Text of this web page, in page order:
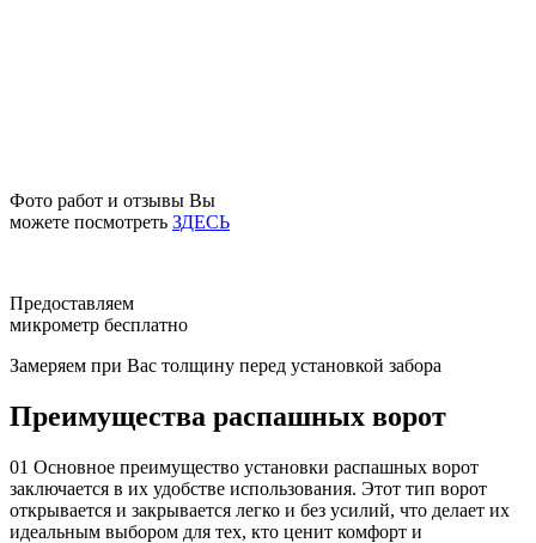
Фото работ и отзывы Вы
можете посмотреть ЗДЕСЬ
Предоставляем
микрометр бесплатно
Замеряем при Вас толщину перед установкой забора
Преимущества распашных ворот
01 Основное преимущество установки распашных ворот
заключается в их удобстве использования. Этот тип ворот
открывается и закрывается легко и без усилий, что делает их
идеальным выбором для тех, кто ценит комфорт и